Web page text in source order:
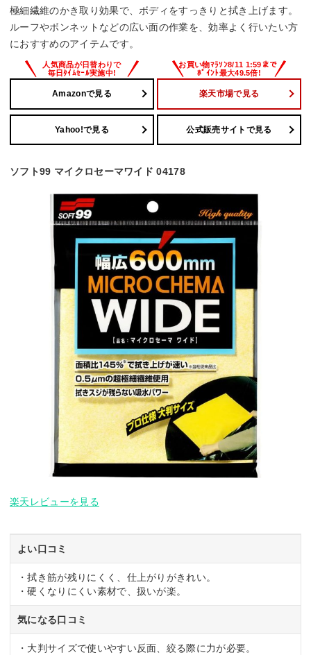
極細繊維のかき取り効果で、ボディをすっきりと拭き上げます。
ルーフやボンネットなどの広い面の作業を、効率よく行いたい方
におすすめのアイテムです。
Amazonで見る 楽天市場で見る
Yahoo!で見る 公式販売サイトで見る
ソフト99 マイクロセーマワイド 04178
楽天レビューを見る
よい口コミ
・拭き筋が残りにくく、仕上がりがきれい。
・硬くなりにくい素材で、扱いが楽。
気になる口コミ
・大判サイズで使いやすい反面、絞る際に力が必要。